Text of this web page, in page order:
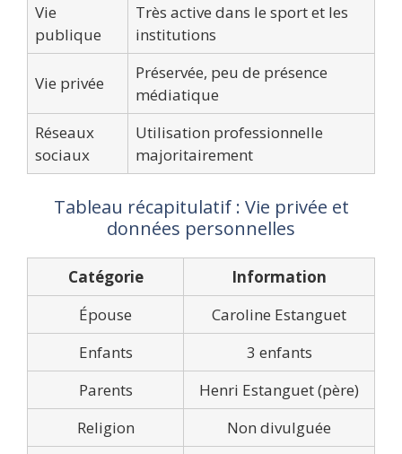
Vie
publique
Très active dans le sport et les
institutions
Vie privée
Préservée, peu de présence
médiatique
Réseaux
sociaux
Utilisation professionnelle
majoritairement
Tableau récapitulatif : Vie privée et
données personnelles
Catégorie
Information
Épouse
Caroline Estanguet
Enfants
3 enfants
Parents
Henri Estanguet (père)
Religion
Non divulguée